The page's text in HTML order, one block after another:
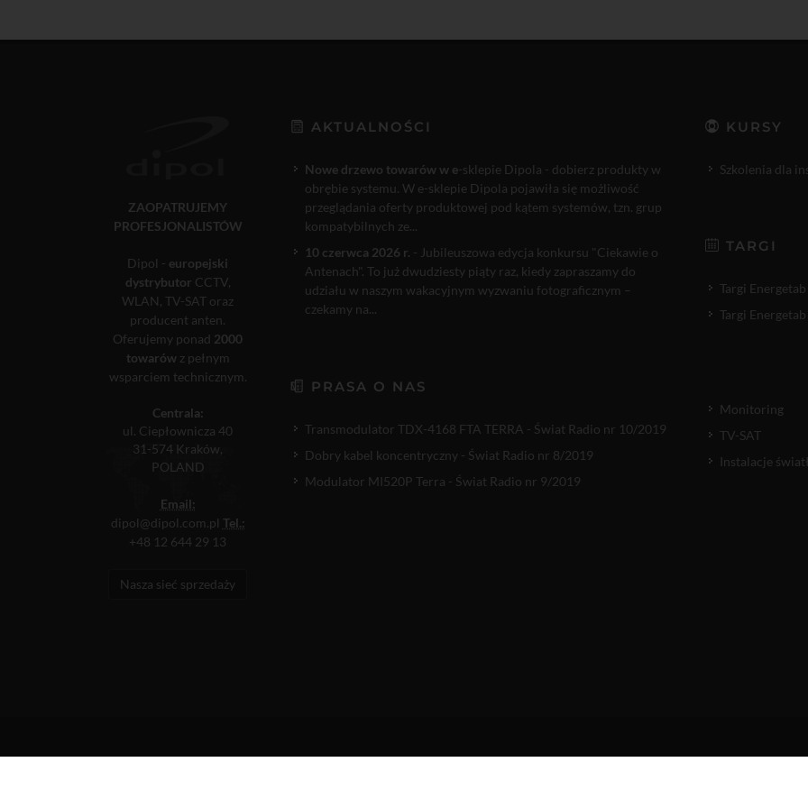
ZAOPATRUJEMY
PROFESJONALISTÓW
Dipol - europejski
dystrybutor CCTV,
WLAN, TV-SAT oraz
producent anten.
Oferujemy ponad 2000
towarówz pełnym
wsparciem technicznym.
Centrala:
ul. Ciepłownicza 40
31-574 Kraków,
POLAND
Email:
dipol@dipol.com.pl Tel.:
+48 12 644 29 13
Nasza sieć sprzedaży
AKTUALNOŚCI
Nowe drzewo towarów w e-sklepie Dipola - dobierz produkty w
obrębie systemu. W e-sklepie Dipola pojawiła się możliwość
przeglądania oferty produktowej pod kątem systemów, tzn. grup
kompatybilnych ze...
10 czerwca 2026 r. - Jubileuszowa edycja konkursu "Ciekawie o
Antenach". To już dwudziesty piąty raz, kiedy zapraszamy do
udziału w naszym wakacyjnym wyzwaniu fotograficznym –
czekamy na...
PRASA O NAS
Transmodulator TDX-4168 FTA TERRA - Świat Radio nr 10/2019
Dobry kabel koncentryczny - Świat Radio nr 8/2019
Modulator MI520P Terra - Świat Radio nr 9/2019
KURSY
Szkolenia dla
TARGI
Targi
Targi
Monitoring
TV-SAT
Instalacje